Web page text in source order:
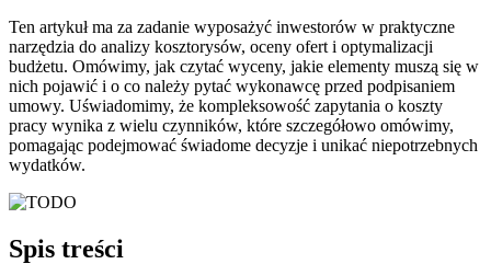
Ten artykuł ma za zadanie wyposażyć inwestorów w praktyczne
narzędzia do analizy kosztorysów, oceny ofert i optymalizacji
budżetu. Omówimy, jak czytać wyceny, jakie elementy muszą się w
nich pojawić i o co należy pytać wykonawcę przed podpisaniem
umowy. Uświadomimy, że kompleksowość zapytania o koszty
pracy wynika z wielu czynników, które szczegółowo omówimy,
pomagając podejmować świadome decyzje i unikać niepotrzebnych
wydatków.
Spis treści